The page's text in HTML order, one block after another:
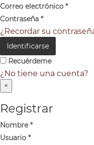
Correo electrónico *
Contraseña *
¿Recordar su
Identificarse
Recuérdeme
¿No tiene una cuenta?
×
Registrar
Nombre*
Usuario *